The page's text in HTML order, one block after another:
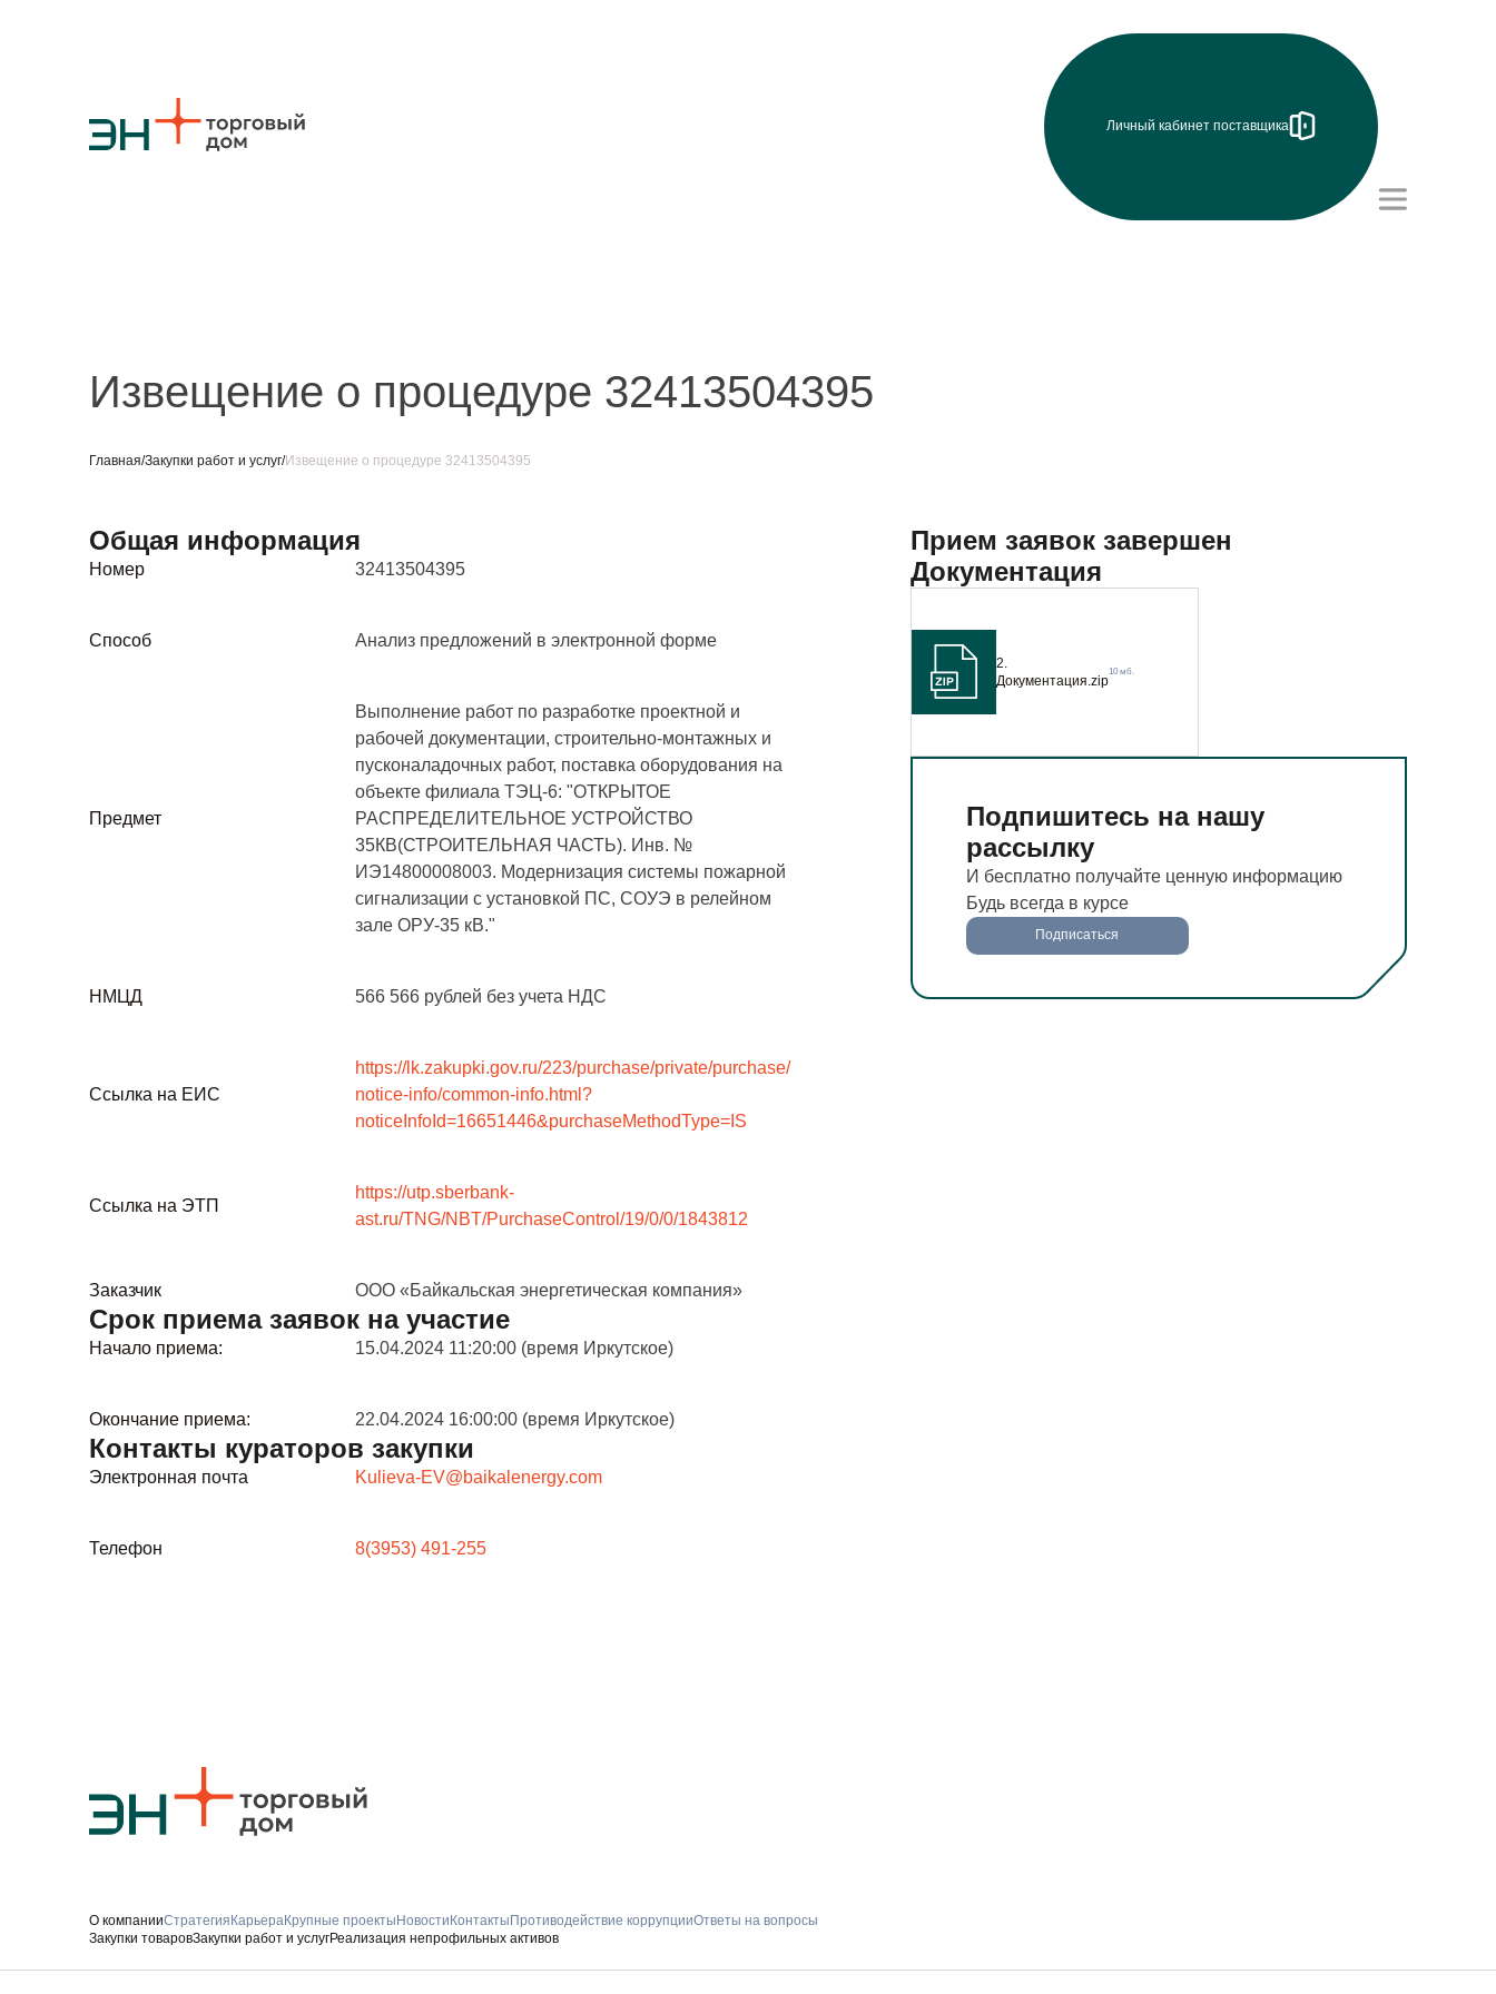
Личный кабинет поставщика
Извещение о процедуре 32413504395
Главная/Закупки работ и услуг/Извещение о процедуре 32413504395
Общая информация
Номер 32413504395
Способ Анализ предложений в электронной форме
Предмет
Выполнение работ по разработке проектной и
рабочей документации, строительно-монтажных и
пусконаладочных работ, поставка оборудования на
объекте филиала ТЭЦ-6: "ОТКРЫТОЕ
РАСПРЕДЕЛИТЕЛЬHОЕ УСТРОЙСТВО
35КВ(СТРОИТЕЛЬHАЯ ЧАСТЬ). Инв. №
ИЭ14800008003. Модернизация системы пожарной
сигнализации с установкой ПС, СОУЭ в релейном
зале ОРУ-35 кВ."
НМЦД 566 566 рублей без учета НДС
Ссылка на ЕИС
https://lk.zakupki.gov.ru/223/purchase/private/purchase/
notice-info/common-info.html?
noticeInfoId=16651446&purchaseMethodType=IS
Ссылка на ЭТП
https://utp.sberbank-
ast.ru/TNG/NBT/PurchaseControl/19/0/0/1843812
Заказчик ООО «Байкальская энергетическая компания»
Срок приема заявок на участие
Начало приема: 15.04.2024 11:20:00 (время Иркутское)
Окончание приема: 22.04.2024 16:00:00 (время Иркутское)
Контакты кураторов закупки
Электронная почта Kulieva-EV@baikalenergy.com
Телефон 8(3953) 491-255
Прием заявок завершен
Документация
2.
Документация.zip
10 мб.
Подпишитесь на нашу
рассылку
И бесплатно получайте ценную информацию
Будь всегда в курсе
Подписаться
О компанииСтратегия КарьераКрупные проекты Новости Контакты Противодействие коррупцииОтветы на вопросы
Закупки товаровЗакупки работ и услугРеализация непрофильных активов